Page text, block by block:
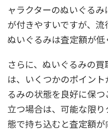
ャラクターのぬいぐる
が付きやすいですが、
ぬいぐるみは査定額が低
さらに、ぬいぐるみの
は、いくつかのポイン
るみの状態を良好に保
立つ場合は、可能な限
態で持ち込むと査定額